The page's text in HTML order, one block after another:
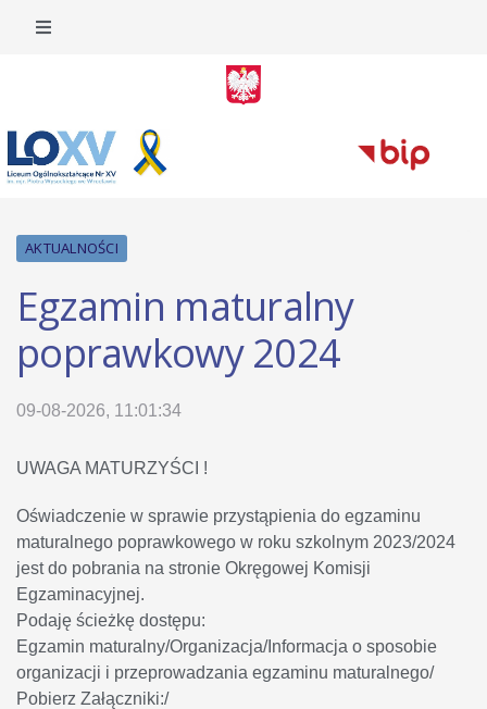
AKTUALNOŚCI
Egzamin maturalny
poprawkowy 2024
09-08-2026, 11:01:34
UWAGA MATURZYŚCI !
Oświadczenie w sprawie przystąpienia do egzaminu
maturalnego poprawkowego w roku szkolnym 2023/2024
jest do pobrania na stronie Okręgowej Komisji
Egzaminacyjnej.
Podaję ścieżkę dostępu:
Egzamin maturalny/Organizacja/Informacja o sposobie
organizacji i przeprowadzania egzaminu maturalnego/
Pobierz Załączniki:/